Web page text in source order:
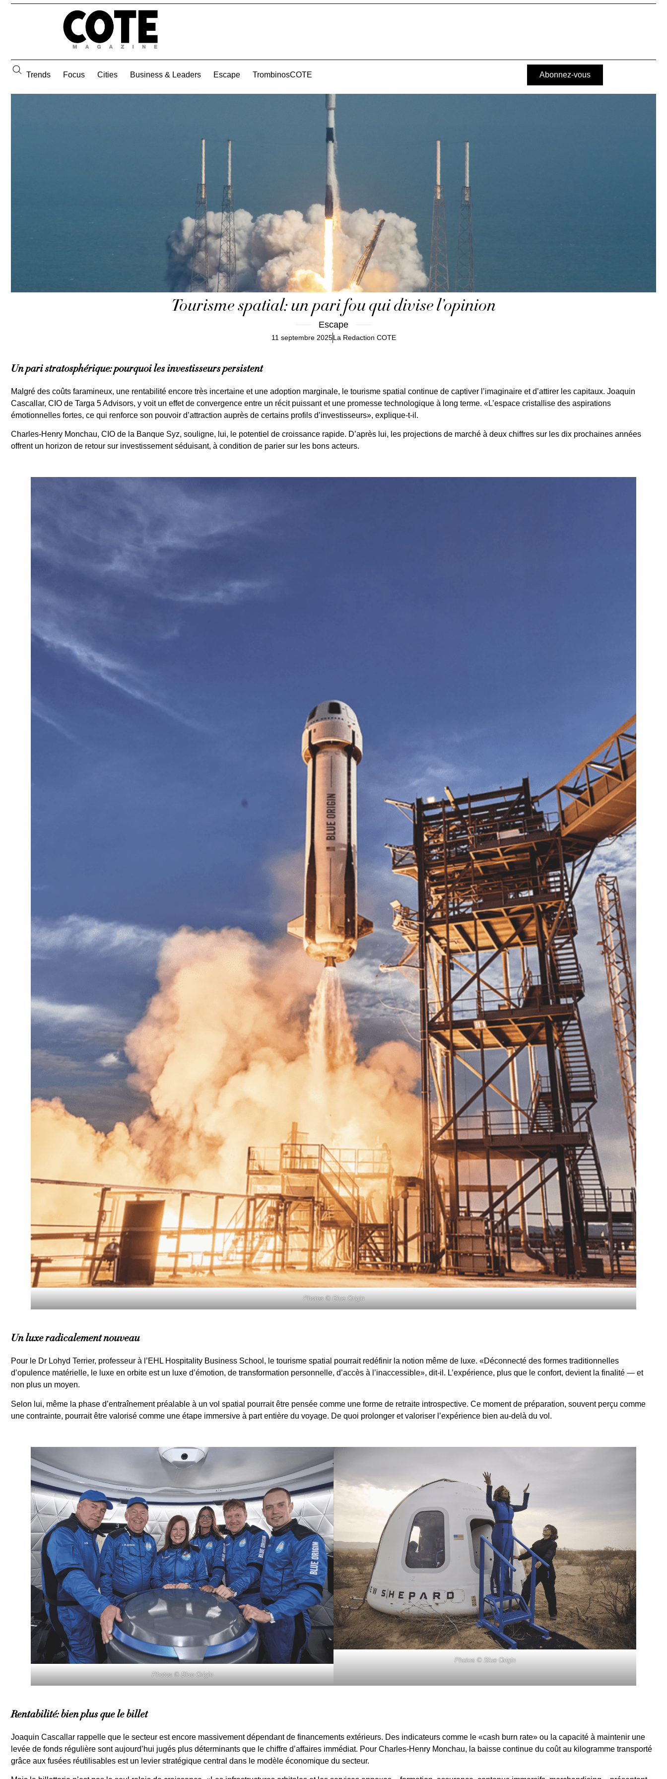
Trends Focus Cities Business & Leaders Escape TrombinosCOTE Abonnez-vous
Tourisme spatial: un pari fou qui divise l’opinion
Escape
11 septembre 2025La Redaction COTE
Un pari stratosphérique: pourquoi les investisseurs persistent
Malgré des coûts faramineux, une rentabilité encore très incertaine et une adoption marginale, le tourisme spatial continue de captiver l’imaginaire et d’attirer les capitaux. Joaquin
Cascallar, CIO de Targa 5 Advisors, y voit un effet de convergence entre un récit puissant et une promesse technologique à long terme. «L’espace cristallise des aspirations
émotionnelles fortes, ce qui renforce son pouvoir d’attraction auprès de certains profils d’investisseurs», explique-t-il.
Charles-Henry Monchau, CIO de la Banque Syz, souligne, lui, le potentiel de croissance rapide. D’après lui, les projections de marché à deux chiffres sur les dix prochaines années
offrent un horizon de retour sur investissement séduisant, à condition de parier sur les bons acteurs.
Photos © Blue Origin
Un luxe radicalement nouveau
Pour le Dr Lohyd Terrier, professeur à l’EHL Hospitality Business School, le tourisme spatial pourrait redéfinir la notion même de luxe. «Déconnecté des formes traditionnelles
d’opulence matérielle, le luxe en orbite est un luxe d’émotion, de transformation personnelle, d’accès à l’inaccessible», dit-il. L’expérience, plus que le confort, devient la finalité — et
non plus un moyen.
Selon lui, même la phase d’entraînement préalable à un vol spatial pourrait être pensée comme une forme de retraite introspective. Ce moment de préparation, souvent perçu comme
une contrainte, pourrait être valorisé comme une étape immersive à part entière du voyage. De quoi prolonger et valoriser l’expérience bien au-delà du vol.
Photos © Blue Origin
Photos © Blue Origin
Rentabilité: bien plus que le billet
Joaquin Cascallar rappelle que le secteur est encore massivement dépendant de financements extérieurs. Des indicateurs comme le «cash burn rate» ou la capacité à maintenir une
levée de fonds régulière sont aujourd’hui jugés plus déterminants que le chiffre d’affaires immédiat. Pour Charles-Henry Monchau, la baisse continue du coût au kilogramme transporté
grâce aux fusées réutilisables est un levier stratégique central dans le modèle économique du secteur.